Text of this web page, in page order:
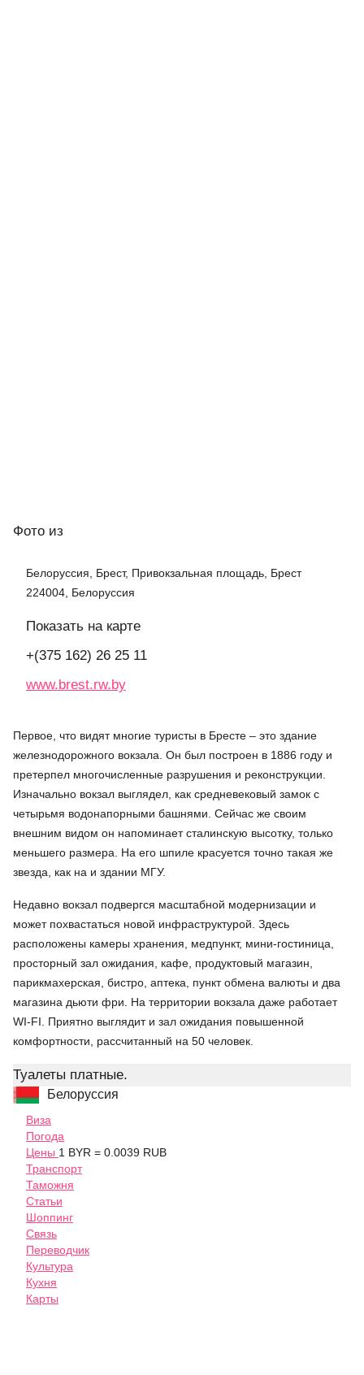
Фото из
Белоруссия, Брест, Привокзальная площадь, Брест
224004, Белоруссия
Показать на карте
+(375 162) 26 25 11
www.brest.rw.by
Первое, что видят многие туристы в Бресте – это здание
железнодорожного вокзала. Он был построен в 1886 году и
претерпел многочисленные разрушения и реконструкции.
Изначально вокзал выглядел, как средневековый замок с
четырьмя водонапорными башнями. Сейчас же своим
внешним видом он напоминает сталинскую высотку, только
меньшего размера. На его шпиле красуется точно такая же
звезда, как на и здании МГУ.
Недавно вокзал подвергся масштабной модернизации и
может похвастаться новой инфраструктурой. Здесь
расположены камеры хранения, медпункт, мини-гостиница,
просторный зал ожидания, кафе, продуктовый магазин,
парикмахерская, бистро, аптека, пункт обмена валюты и два
магазина дьюти фри. На территории вокзала даже работает
WI-FI. Приятно выглядит и зал ожидания повышенной
комфортности, рассчитанный на 50 человек.
Туалеты платные.
Белоруссия
Виза
Погода
Цены 1 BYR = 0.0039 RUB
Транспорт
Таможня
Статьи
Шоппинг
Связь
Переводчик
Культура
Кухня
Карты